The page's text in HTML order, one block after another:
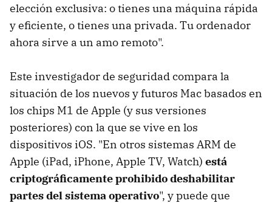
elección exclusiva: o tienes una máquina rápida
y eficiente, o tienes una privada. Tu ordenador
ahora sirve a un amo remoto".
Este investigador de seguridad compara la
situación de los nuevos y futuros Mac basados en
los chips M1 de Apple (y sus versiones
posteriores) con la que se vive en los
dispositivos iOS. "En otros sistemas ARM de
Apple (iPad, iPhone, Apple TV, Watch) está
criptográficamente prohibido deshabilitar
partes del sistema operativo", y puede que